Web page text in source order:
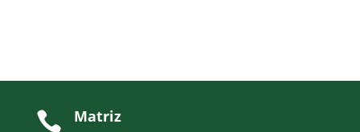
 Matriz